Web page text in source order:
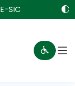
E-SIC